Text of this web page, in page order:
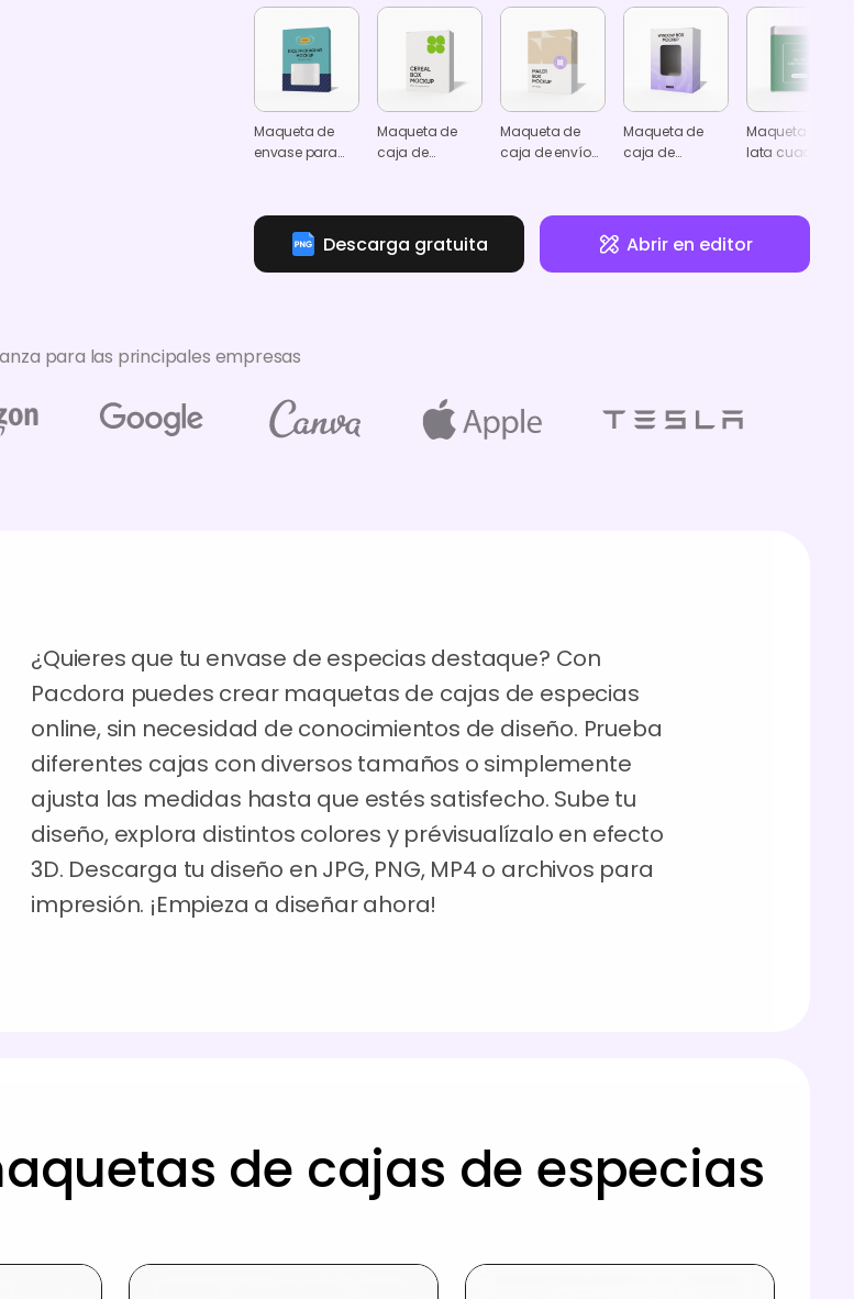
Maqueta de
envase para
Maqueta de
caja de
Maqueta de
caja de envío
Maqueta de
caja de
lateral
Maqueta de
lata cuadrada
Descarga gratuita Abrir en editor
para las principales empresas
¿Quieres que tu envase de especias destaque? Con
Pacdora puedes crear maquetas de cajas de especias
online, sin necesidad de conocimientos de diseño. Prueba
diferentes cajas con diversos tamaños o simplemente
ajusta las medidas hasta que estés satisfecho. Sube tu
diseño, explora distintos colores y prévisualízalo en efecto
3D. Descarga tu diseño en JPG, PNG, MP4 o archivos para
impresión. ¡Empieza a diseñar ahora!
de cajas de especias